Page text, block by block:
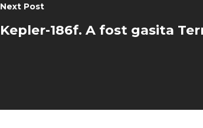
Next Post
Kepler-186f. A fost gasita